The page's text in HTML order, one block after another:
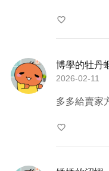
favorite_border
博學的牡丹
2026-02-11
多多給賣家
favorite_border